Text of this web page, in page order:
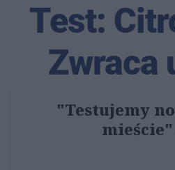
Test:
Zwraca
"Testujemy
mieście"